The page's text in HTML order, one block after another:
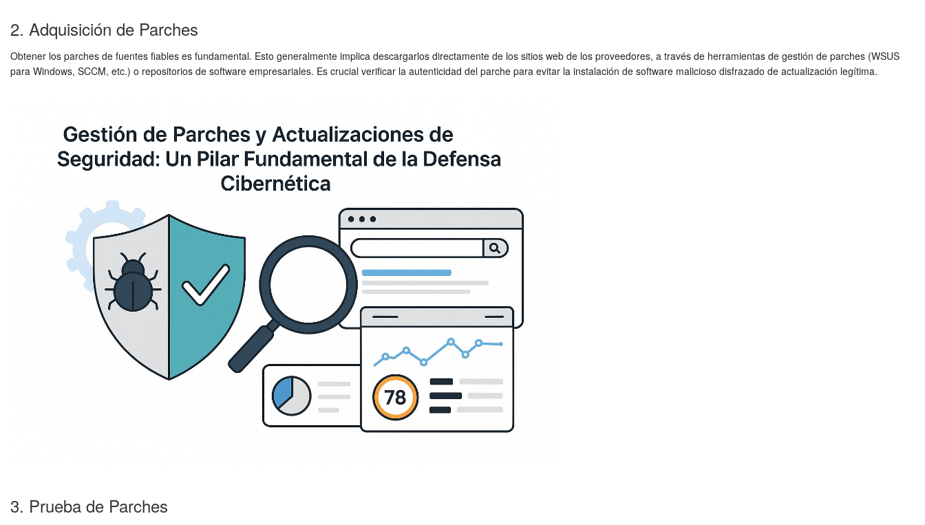
2. Adquisición de Parches
Obtener los parches de fuentes fiables es fundamental. Esto generalmente implica descargarlos directamente de los sitios web de los proveedores, a través de herramientas de gestión de parches (WSUS
para Windows, SCCM, etc.) o repositorios de software empresariales. Es crucial verificar la autenticidad del parche para evitar la instalación de software malicioso disfrazado de actualización legítima.
3. Prueba de Parches